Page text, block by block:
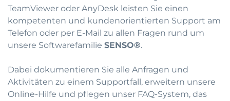
TeamViewer oder AnyDesk leisten Sie einen
kompetenten und kundenorientierten Support am
Telefon oder per E-Mail zu allen Fragen rund um
unsere Softwarefamilie SENSO®.
Dabei dokumentieren Sie alle Anfragen und
Aktivitäten zu einem Supportfall, erweitern unsere
Online-Hilfe und pflegen unser FAQ-System, das